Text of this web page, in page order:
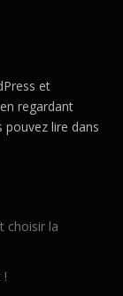
et
regardant
pouvez lire dans
choisir la
!